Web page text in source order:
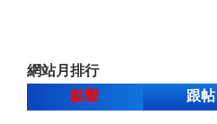
網站月排行
點擊
跟帖